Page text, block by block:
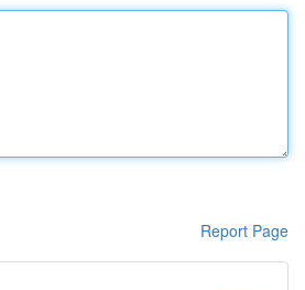
Report Page